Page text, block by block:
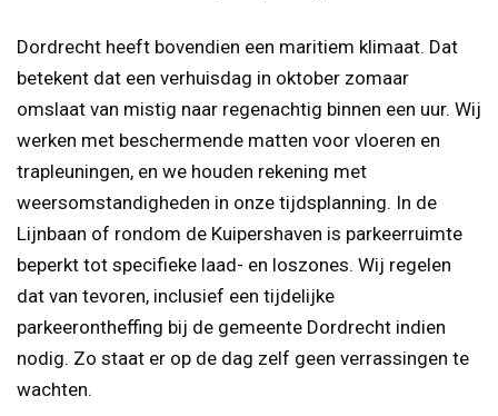
Dordrecht heeft bovendien een maritiem klimaat. Dat
betekent dat een verhuis­dag in oktober zomaar
omslaat van mistig naar regenachtig binnen een uur. Wij
werken met beschermende matten voor vloeren en
trapleuningen, en we houden rekening met
weersomstandigheden in onze tijdsplanning. In de
Lijnbaan of rondom de Kuipershaven is parkeerruimte
beperkt tot specifieke laad- en loszones. Wij regelen
dat van tevoren, inclusief een tijdelijke
parkeerontheffing bij de gemeente Dordrecht indien
nodig. Zo staat er op de dag zelf geen verrassingen te
wachten.